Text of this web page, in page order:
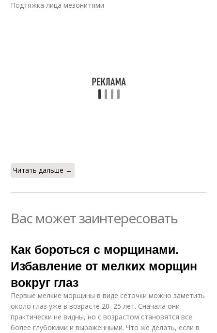
Подтяжка лица мезонитями
Читать дальше →
Вас может заинтересовать
Как бороться с морщинами.
Избавление от мелких морщин
вокруг глаз
Первые мелкие морщины в виде сеточки можно заметить
около глаз уже в возрасте 20–25 лет. Сначала они
практически не видны, но с возрастом становятся все
более глубокими и выраженными. Что же делать, если в